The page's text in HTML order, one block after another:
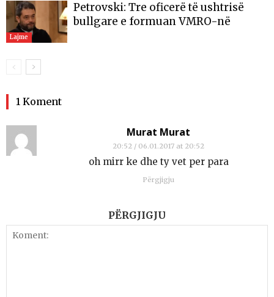
Lajme
Petrovski: Tre oficerë të ushtrisë
bullgare e formuan VMRO-në
1 Koment
Murat Murat
20:52 / 06.01.2017 at 20:52
oh mirr ke dhe ty vet per para
Përgjigju
PËRGJIGJU